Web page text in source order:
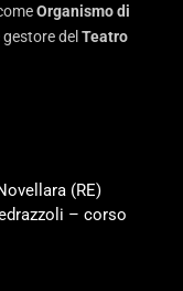
Organismo di
delTeatro
(RE)
– corso